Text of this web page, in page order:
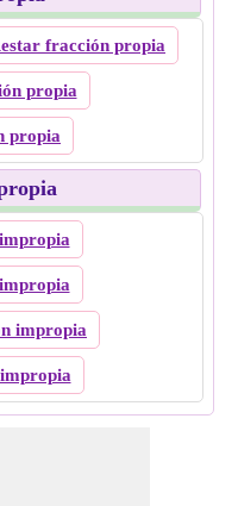
fracción propia
propia
propia
impropia